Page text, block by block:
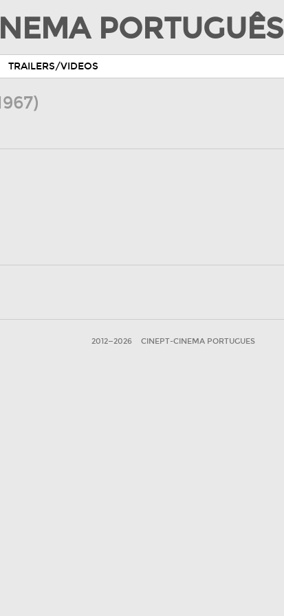
PORTUGUÊS
TRAILERS/VIDEOS
2012—2026 CINEPT-CINEMA PORTUGUES